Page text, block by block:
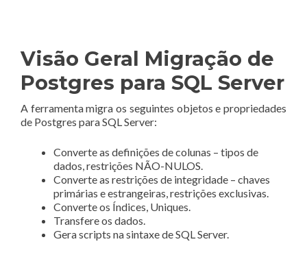
Visão Geral Migração de
Postgres para SQL Server
A ferramenta migra os seguintes objetos e propriedades
de Postgres para SQL Server:
Converte as definições de colunas – tipos de
dados, restrições NÃO-NULOS.
Converte as restrições de integridade – chaves
primárias e estrangeiras, restrições exclusivas.
Converte os Índices, Uniques.
Transfere os dados.
Gera scripts na sintaxe de SQL Server.